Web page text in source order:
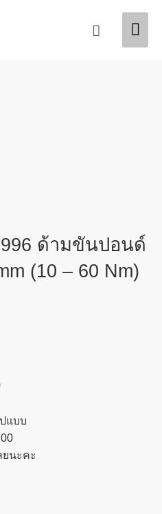
Search
ด้ามขันปอนด์
(10 – 60 Nm)
แบบ
นะคะ